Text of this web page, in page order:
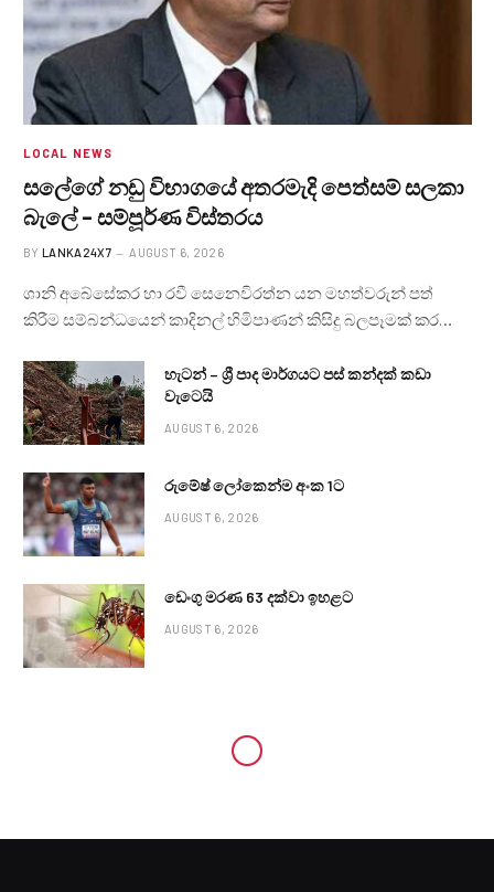
LOCAL NEWS
සලේගේ නඩු විභාගයේ අතරමැදි පෙත්සම් සලකා
බැලේ – සම්පූර්ණ විස්තරය
BY LANKA24X7 AUGUST 6, 2026
ශානි අබේසේකර හා රවී සෙනෙවිරත්න යන මහත්වරුන් පත්
කිරීම සම්බන්ධයෙන් කාදිනල් හිමිපාණන් කිසිදු බලපෑමක් කර…
හැටන් – ශ්‍රී පාද මාර්ගයට පස් කන්දක් කඩා
වැටෙයි
AUGUST 6, 2026
රුමේෂ් ලෝකෙන්ම අංක 1ට
AUGUST 6, 2026
ඩෙංගු මරණ 63 දක්වා ඉහළට
AUGUST 6, 2026
කාර්ය මණ්ඩල ගිවිසුම තව දින